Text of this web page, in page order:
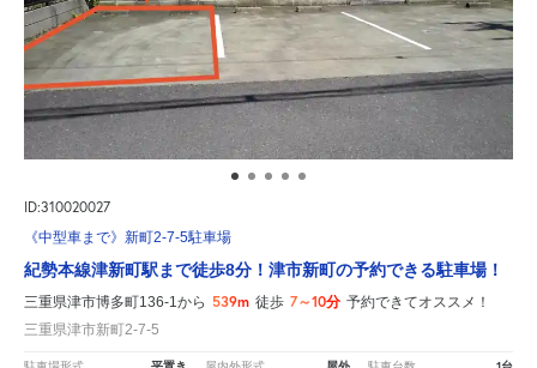
ID:310020027
《中型車まで》新町2-7-5駐車場
紀勢本線津新町駅まで徒歩8分！津市新町の予約できる駐車場！
三重県津市博多町136-1から 539m 徒歩 7～10分 予約できてオススメ！
三重県津市新町2-7-5